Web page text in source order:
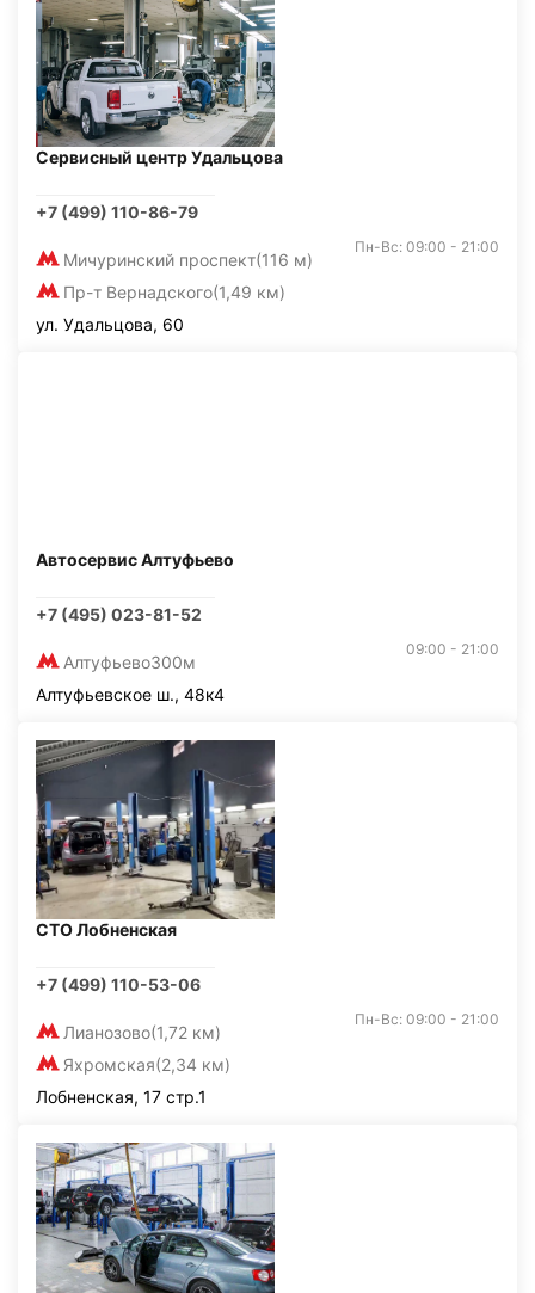
Сервисный центр Удальцова
+7 (499) 110-86-79
Мичуринский проспект(116 м)
Пр-т Вернадского(1,49 км)
Пн-Вс: 09:00 - 21:00
ул. Удальцова, 60
Автосервис Алтуфьево
+7 (495) 023-81-52
Алтуфьево300м
09:00 - 21:00
Алтуфьевское ш., 48к4
СТО Лобненская
+7 (499) 110-53-06
Лианозово(1,72 км)
Яхромская(2,34 км)
Пн-Вс: 09:00 - 21:00
Лобненская, 17 стр.1